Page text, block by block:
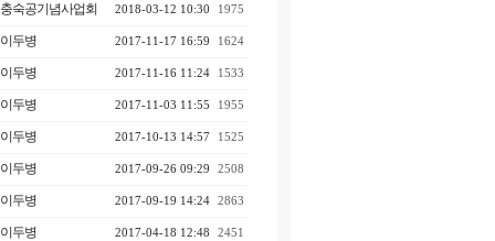
충숙공기념사업회 2018-03-12 10:30 1975
이두병 2017-11-17 16:59 1624
이두병 2017-11-16 11:24 1533
이두병 2017-11-03 11:55 1955
이두병 2017-10-13 14:57 1525
이두병 2017-09-26 09:29 2508
이두병 2017-09-19 14:24 2863
이두병 2017-04-18 12:48 2451